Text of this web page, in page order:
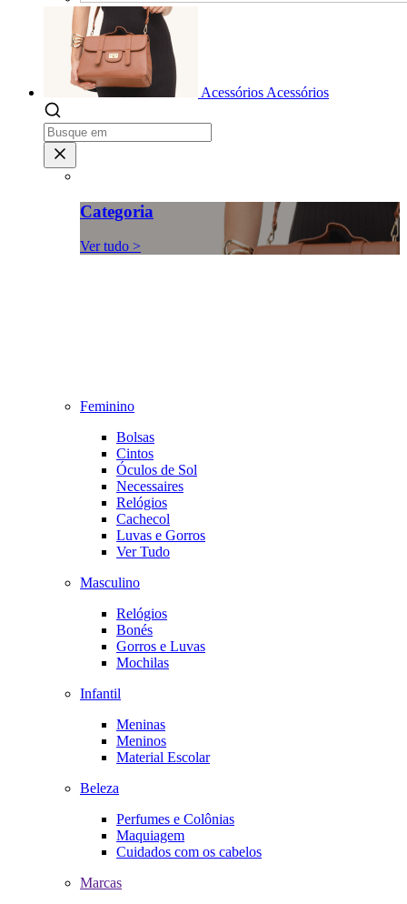
Acessórios Acessórios
Categoria
Ver tudo >
Feminino
Bolsas
Cintos
Óculos de Sol
Necessaires
Relógios
Cachecol
Luvas e Gorros
Ver Tudo
Masculino
Relógios
Bonés
Gorros e Luvas
Mochilas
Infantil
Meninas
Meninos
Material Escolar
Beleza
Perfumes e Colônias
Maquiagem
Cuidados com os cabelos
Marcas